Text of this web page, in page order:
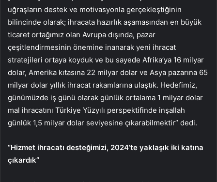
uğraşların destek ve motivasyonla gerçekleştiğinin
bilincinde olarak; ihracata hazırlık aşamasından en büyük
ticaret ortağımız olan Avrupa dışında, pazar
çeşitlendirmesinin önemine inanarak yeni ihracat
stratejileri ortaya koyduk ve bu sayede Afrika’ya 16 milyar
dolar, Amerika kıtasına 22 milyar dolar ve Asya pazarına 65
milyar dolar yıllık ihracat rakamlarına ulaştık. Hedefimiz,
günümüzde iş günü olarak günlük ortalama 1 milyar dolar
mal ihracatını Türkiye Yüzyılı perspektifinde inşallah
günlük 1,5 milyar dolar seviyesine çıkarabilmektir” dedi.
“Hizmet ihracatı desteğimizi, 2024’te yaklaşık iki katına
çıkardık”